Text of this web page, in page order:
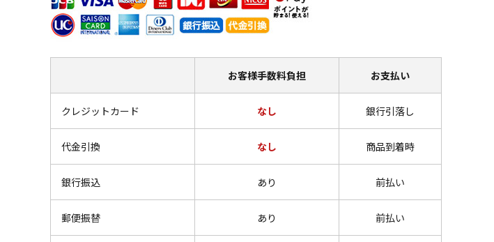
お客様手数料負担 お支払い
クレジットカード なし 銀行引落し
代金引換 なし 商品到着時
銀行振込 あり 前払い
郵便振替 あり 前払い